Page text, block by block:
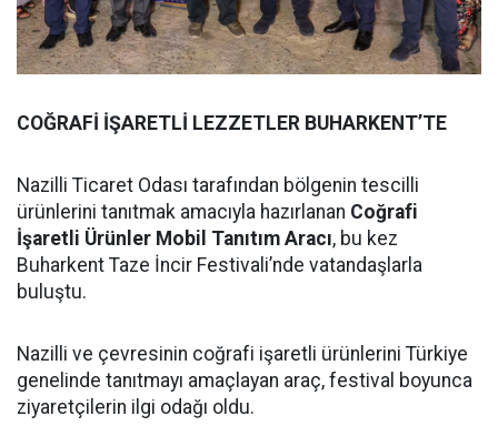
COĞRAFİ İŞARETLİ LEZZETLER BUHARKENT’TE
Nazilli Ticaret Odası tarafından bölgenin tescilli
ürünlerini tanıtmak amacıyla hazırlanan Coğrafi
İşaretli Ürünler Mobil Tanıtım Aracı, bu kez
Buharkent Taze İncir Festivali’nde vatandaşlarla
buluştu.
Nazilli ve çevresinin coğrafi işaretli ürünlerini Türkiye
genelinde tanıtmayı amaçlayan araç, festival boyunca
ziyaretçilerin ilgi odağı oldu.